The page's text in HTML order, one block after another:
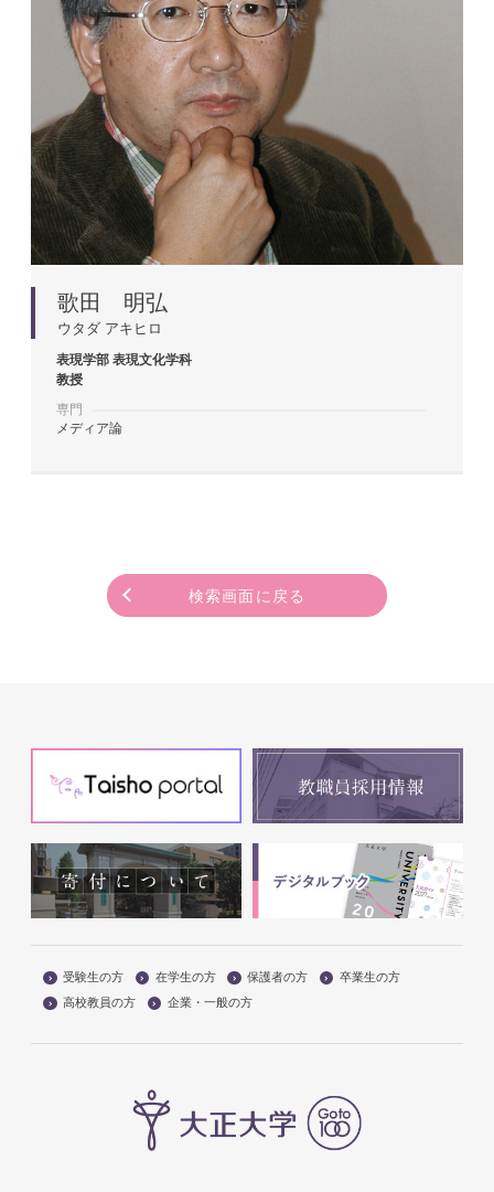
歌田 明弘
ウタダ アキヒロ
表現学部 表現文化学科
教授
専門
メディア論
検索画面に戻る
受験生の方 在学生の方 保護者の方
卒業生の方
高校教員の方
企業・一般の方